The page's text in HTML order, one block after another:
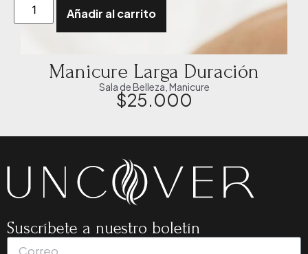
Añadir al carrito
Manicure Larga Duración
Sala de Belleza Manicure
$25.000
Suscríbete a nuestro boletín